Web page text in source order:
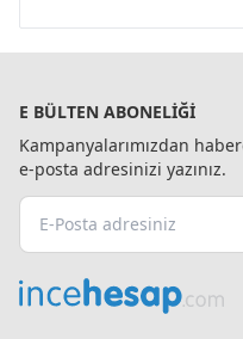
E BÜLTEN ABONELIĞI
Kampanyalarımızdan
e-posta adresinizi yazınız.